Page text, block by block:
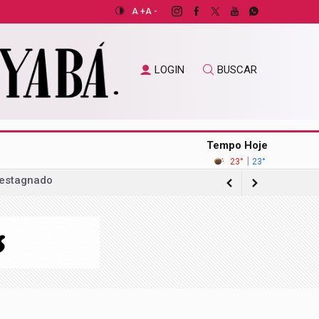
A +A -
LOGIN BUSCAR
Tempo Hoje
23° | 23°
sobre acordo com operadora de